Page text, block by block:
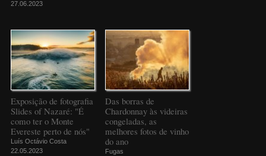
27.06.2023
Exposição de fotografia
Slides of Nazaré: "É
como ter o Monte
Evereste perto de nós"
Luís Octávio Costa
22.05.2023
Das borras de
Chardonnay às videiras
congeladas, as
melhores fotos de vinho
do ano
Fugas